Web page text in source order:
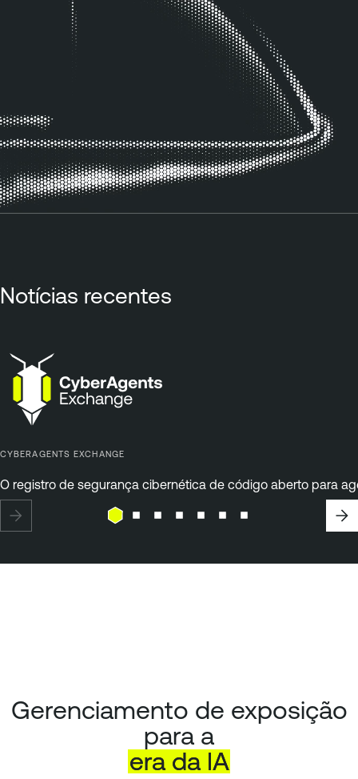
Notícias recentes
CYBERAGENTS EXCHANGE
O registro de segurança cibernética de código aberto para
Gerenciamento de exposição
para a
era da IA